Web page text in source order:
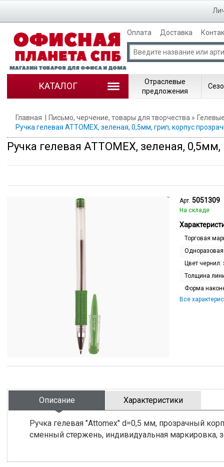
Оплата Доставка
КАТАЛОГ
Отраслевые
предложения
Главная Письмо, черчение, товары для творчества
Ручка гелевая ATTOMEX, зеленая, 0,5мм, грип, корпус
Ручка гелевая ATTOMEX, зеленая,
Арт. 5051309
На складе
Торговая
Цвет чернил:
Толщина
Форма
Все
Описание Характеристики
Ручка гелевая "Attomex" d=0,5 мм, прозрачный
сменный стержень, индивидуальная маркировка,